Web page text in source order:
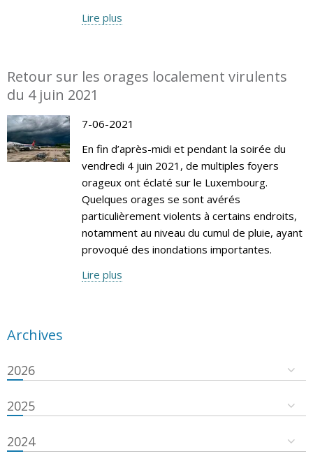
Lire plus
Retour sur les orages localement virulents
du 4 juin 2021
7-06-2021
En fin d’après-midi et pendant la soirée du
vendredi 4 juin 2021, de multiples foyers
orageux ont éclaté sur le Luxembourg.
Quelques orages se sont avérés
particulièrement violents à certains endroits,
notamment au niveau du cumul de pluie, ayant
provoqué des inondations importantes.
Lire plus
Archives
2026
2025
2024